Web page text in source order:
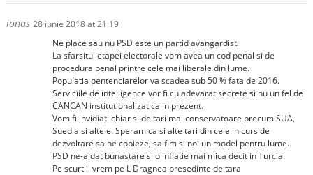
ionas 28 iunie 2018 at 21:19
Ne place sau nu PSD este un partid avangardist.
La sfarsitul etapei electorale vom avea un cod penal si de
procedura penal printre cele mai liberale din lume.
Populatia pentenciarelor va scadea sub 50 % fata de 2016.
Serviciile de intelligence vor fi cu adevarat secrete si nu un fel de
CANCAN institutionalizat ca in prezent.
Vom fi invidiati chiar si de tari mai conservatoare precum SUA,
Suedia si altele. Speram ca si alte tari din cele in curs de
dezvoltare sa ne copieze, sa fim si noi un model pentru lume.
PSD ne-a dat bunastare si o inflatie mai mica decit in Turcia.
Pe scurt il vrem pe L Dragnea presedinte de tara